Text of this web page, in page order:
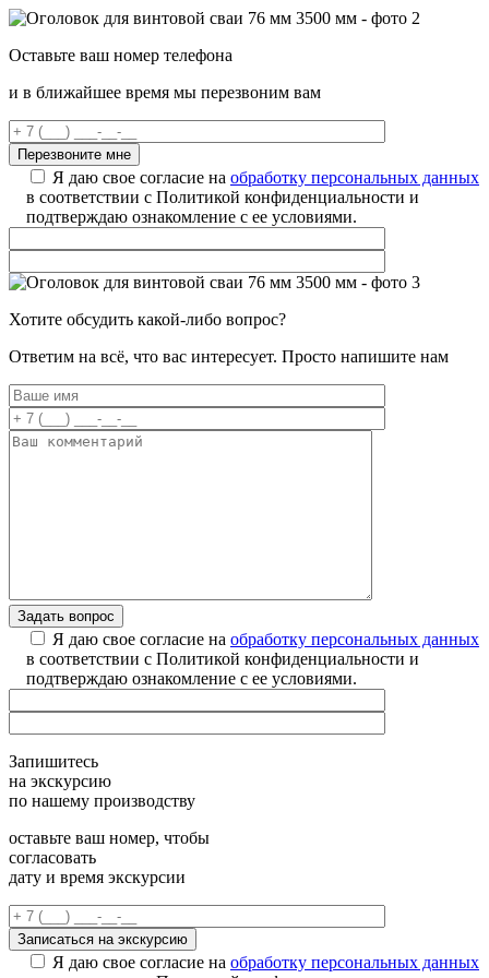
Оставьте ваш номер телефона
и в ближайшее время мы перезвоним вам
Я даю свое согласие на обработку персональных данных
в соответствии с Политикой конфиденциальности и
подтверждаю ознакомление с ее условиями.
Хотите обсудить какой-либо вопрос?
Ответим на всё, что вас интересует. Просто напишите нам
Я даю свое согласие на обработку персональных данных
в соответствии с Политикой конфиденциальности и
подтверждаю ознакомление с ее условиями.
Запишитесь
на экскурсию
по нашему производству
оставьте ваш номер, чтобы
согласовать
дату и время экскурсии
Я даю свое согласие на обработку персональных данных